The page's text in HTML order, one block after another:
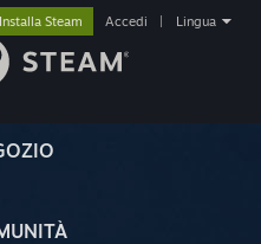
Installa Steam Accedi Lingua